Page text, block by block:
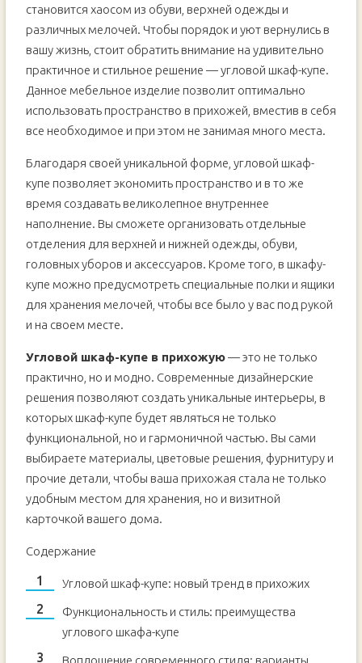
4 ФИШКИ которые СДЕЛАЮТ В КОРИДОРЕ РЕМОНТ
НЕУЗНАВАЕМЫМ (ремонт прихожей)
становится хаосом из обуви, верхней одежды и
различных мелочей. Чтобы порядок и уют вернулись в
вашу жизнь, стоит обратить внимание на удивительно
практичное и стильное решение — угловой шкаф-купе.
Данное мебельное изделие позволит оптимально
использовать пространство в прихожей, вместив в себя
все необходимое и при этом не занимая много места.
Благодаря своей уникальной форме, угловой шкаф-
купе позволяет экономить пространство и в то же
время создавать великолепное внутреннее
наполнение. Вы сможете организовать отдельные
отделения для верхней и нижней одежды, обуви,
головных уборов и аксессуаров. Кроме того, в шкафу-
купе можно предусмотреть специальные полки и ящики
для хранения мелочей, чтобы все было у вас под рукой
и на своем месте.
Угловой шкаф-купе в прихожую— это не только
практично, но и модно. Современные дизайнерские
решения позволяют создать уникальные интерьеры, в
которых шкаф-купе будет являться не только
функциональной, но и гармоничной частью. Вы сами
выбираете материалы, цветовые решения, фурнитуру и
прочие детали, чтобы ваша прихожая стала не только
удобным местом для хранения, но и визитной
карточкой вашего дома.
Содержание
Угловой шкаф-купе: новый тренд в прихожих
Функциональность и стиль: преимущества
углового шкафа-купе
Воплощение современного стиля: варианты